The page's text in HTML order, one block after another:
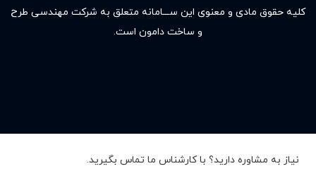
کلیه حقوق مادى و معنوى این ســـامانه متعلق به شرکت مهندسی طرح
و ساخت دامون است.
نیاز به مشاوره دارید؟ با کارشناس ما تماس بگیرید.